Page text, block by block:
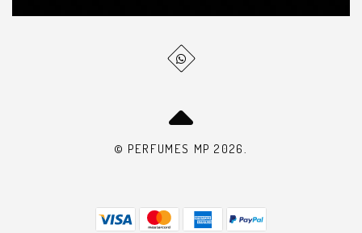
© PERFUMES MP 2026.